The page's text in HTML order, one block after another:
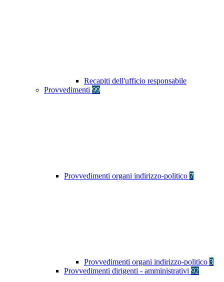
Recapiti dell'ufficio responsabile
Provvedimenti 99
Provvedimenti organi indirizzo-politico 7
Provvedimenti organi indirizzo-politico 3
Provvedimenti dirigenti - amministrativi 92